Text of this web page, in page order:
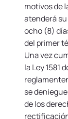
motivos de
atenderá
ocho (8)
del primer
Una vez
la Ley 1581
se
de los